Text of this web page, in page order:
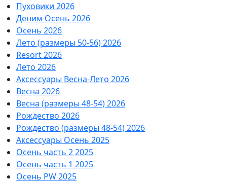
Пуховики 2026
Деним Осень 2026
Осень 2026
Лето (размеры 50-56) 2026
Resort 2026
Лето 2026
Аксессуары Весна-Лето 2026
Весна 2026
Весна (размеры 48-54) 2026
Рождество 2026
Рождество (размеры 48-54) 2026
Аксессуары Осень 2025
Осень часть 2 2025
Осень часть 1 2025
Осень PW 2025